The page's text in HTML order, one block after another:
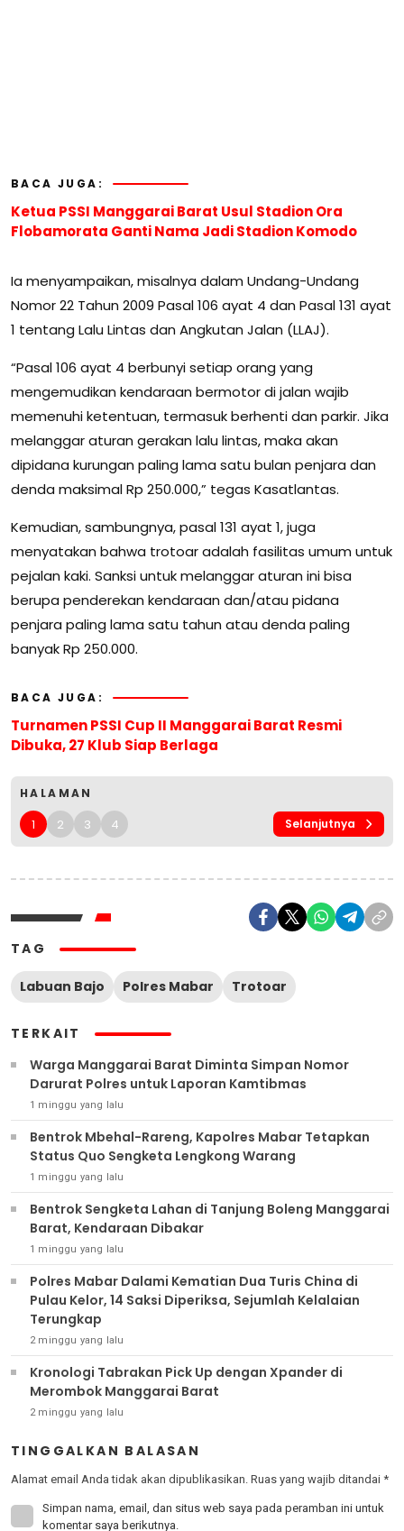
BACA JUGA:
Ketua PSSI Manggarai Barat Usul Stadion Ora
Flobamorata Ganti Nama Jadi Stadion Komodo
Ia menyampaikan, misalnya dalam Undang-Undang
Nomor 22 Tahun 2009 Pasal 106 ayat 4 dan Pasal 131 ayat
1 tentang Lalu Lintas dan Angkutan Jalan (LLAJ).
“Pasal 106 ayat 4 berbunyi setiap orang yang
mengemudikan kendaraan bermotor di jalan wajib
memenuhi ketentuan, termasuk berhenti dan parkir. Jika
melanggar aturan gerakan lalu lintas, maka akan
dipidana kurungan paling lama satu bulan penjara dan
denda maksimal Rp 250.000,” tegas Kasatlantas.
Kemudian, sambungnya, pasal 131 ayat 1, juga
menyatakan bahwa trotoar adalah fasilitas umum untuk
pejalan kaki. Sanksi untuk melanggar aturan ini bisa
berupa penderekan kendaraan dan/atau pidana
penjara paling lama satu tahun atau denda paling
banyak Rp 250.000.
BACA JUGA:
Turnamen PSSI Cup II Manggarai Barat Resmi
Dibuka, 27 Klub Siap Berlaga
HALAMAN
1 2 3 4 Selanjutnya
TAG
Labuan Bajo Polres Mabar Trotoar
TERKAIT
Warga Manggarai Barat Diminta Simpan Nomor
Darurat Polres untuk Laporan Kamtibmas
1 minggu yang lalu
Bentrok Mbehal-Rareng, Kapolres Mabar Tetapkan
Status Quo Sengketa Lengkong Warang
1 minggu yang lalu
Bentrok Sengketa Lahan di Tanjung Boleng Manggarai
Barat, Kendaraan Dibakar
1 minggu yang lalu
Polres Mabar Dalami Kematian Dua Turis China di
Pulau Kelor, 14 Saksi Diperiksa, Sejumlah Kelalaian
Terungkap
2 minggu yang lalu
Kronologi Tabrakan Pick Up dengan Xpander di
Merombok Manggarai Barat
2 minggu yang lalu
TINGGALKAN BALASAN
Alamat email Anda tidak akan dipublikasikan. Ruas yang wajib ditandai *
Simpan nama, email, dan situs web saya pada peramban ini untuk
komentar saya berikutnya.